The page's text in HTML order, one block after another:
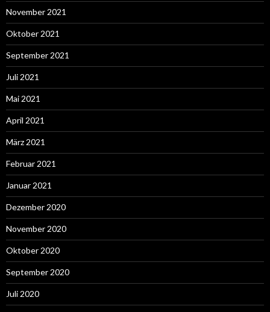
November 2021
Oktober 2021
September 2021
Juli 2021
Mai 2021
April 2021
März 2021
Februar 2021
Januar 2021
Dezember 2020
November 2020
Oktober 2020
September 2020
Juli 2020